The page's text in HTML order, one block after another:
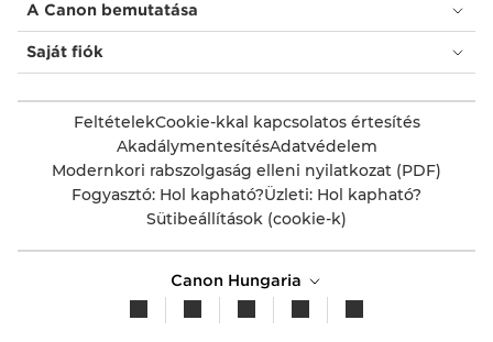
A Canon bemutatása
Saját fiók
FeltételekCookie-kkal kapcsolatos értesítés
AkadálymentesítésAdatvédelem
Modernkori rabszolgaság elleni nyilatkozat (PDF)
Fogyasztó: Hol kapható?Üzleti: Hol kapható?
Sütibeállítások (cookie-k)
Canon Hungaria